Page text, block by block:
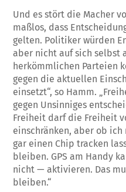
Und es stört die Macher
maßlos, dass
gelten. Politiker würden
aber nicht auf sich selbst
herkömmlichen Parteien
gegen die aktuellen
einsetzt“, so Hamm.
gegen Unsinniges
Freiheit darf die Freiheit
einschränken, aber ob
gar einen Chip tracken
bleiben. GPS am Handy
nicht — aktivieren. Das
bleiben.“